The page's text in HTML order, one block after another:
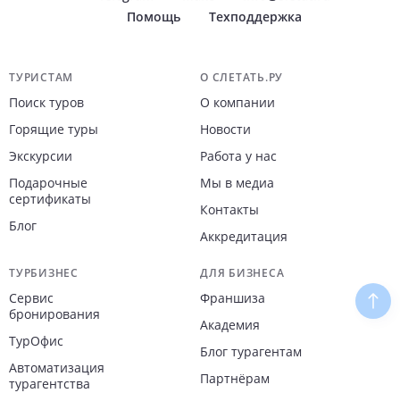
Помощь
Техподдержка
Навигация по сайту
ТУРИСТАМ
Поиск туров
Горящие туры
Экскурсии
Подарочные
сертификаты
Блог
О СЛЕТАТЬ.РУ
О компании
Новости
Работа у нас
Мы в медиа
Контакты
Аккредитация
ТУРБИЗНЕС
Сервис
бронирования
ТурОфис
Автоматизация
турагентства
ДЛЯ БИЗНЕСА
Франшиза
Академия
Блог турагентам
Партнёрам